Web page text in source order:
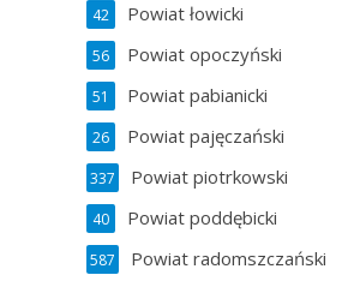
Powiat łowicki
42
Powiat opoczyński
56
Powiat pabianicki
51
Powiat pajęczański
26
Powiat piotrkowski
337
Powiat poddębicki
40
Powiat radomszczański
587